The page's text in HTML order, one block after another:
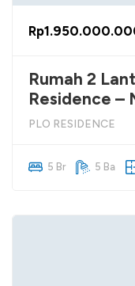
Rumah 2
Residence –
PLO RESIDENCE
5 Br 5 Ba